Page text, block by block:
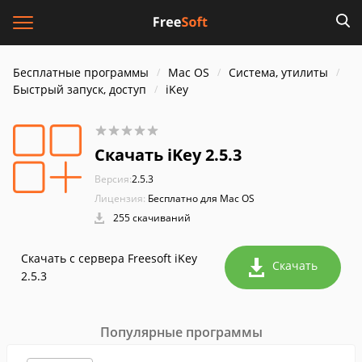
Бесплатные программы Mac OS
Система, утилиты
Быстрый запуск, доступ
iKey
Скачать iKey 2.5.3
Версия:2.5.3
Лицензия: Бесплатно для Mac OS
255 скачиваний
Скачать с сервера Freesoft iKey
2.5.3
Скачать
Популярные программы